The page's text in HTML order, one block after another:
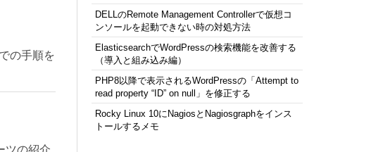
の手順を
ツの紹介
DELLのRemote Management Controllerで仮想コ
ンソールを起動できない時の対処方法
ElasticsearchでWordPressの検索機能を改善する
（導入と組み込み編）
PHP8以降で表示されるWordPressの「Attempt to
read property “ID” on null」を修正する
Rocky Linux 10にNagiosとNagiosgraphをインス
トールするメモ